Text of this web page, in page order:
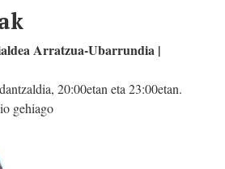
Arratzua-Ubarrundia |
20:00etan eta 23:00etan.
gehiago